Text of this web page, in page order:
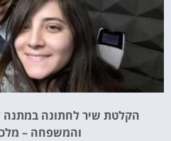
הקלטת שיר לחתונה במתנה
והמשפחה –